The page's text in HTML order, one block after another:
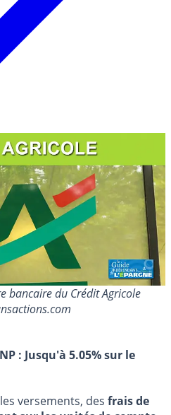
bancaire du Crédit Agricole
: Jusqu'à 5.05% sur le
versements, des frais de